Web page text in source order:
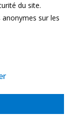
du site.
sur les
au